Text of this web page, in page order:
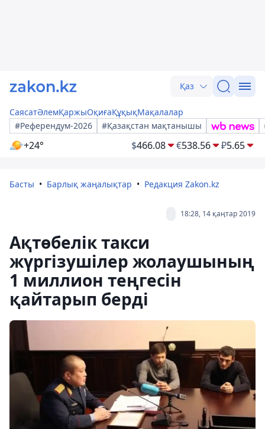
Қаз
СаясатӘлемҚаржыОқиғаҚұқықМақалалар
#Референдум-2026
#Қазақстан мақтанышы
+24° $466.08 €538.56 ₽5.65
Басты Барлық жаңалықтар Редакция Zakon.kz
18:28, 14 қаңтар 2019
Ақтөбелік такси
жүргізушілер жолаушының
1 миллион теңгесін
қайтарып берді